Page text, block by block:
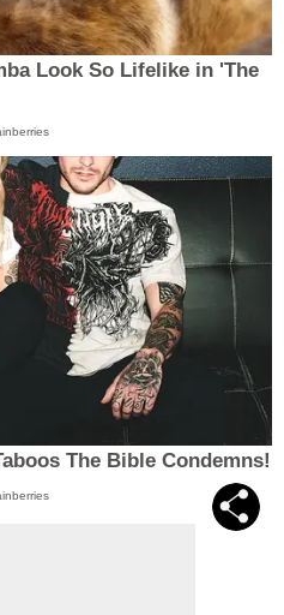
Look So Lifelike in 'The
The Bible Condemns!